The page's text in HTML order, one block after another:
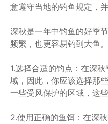
意遵守当地的钓鱼规定，
深秋是一年中钓鱼的好季
频繁，也更容易钓到大鱼
1.选择合适的钓点：在深
域，因此，你应该选择那
一些受风保护的区域，这
2.使用正确的鱼饵：在深